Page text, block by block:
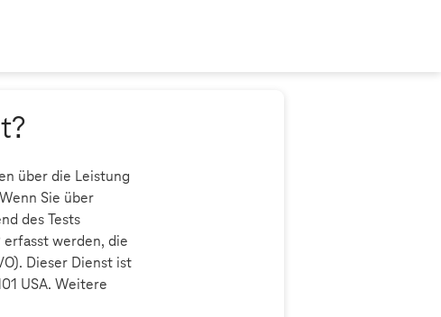
über die Leistung
Sie über
des Tests
werden, die
Dieser Dienst ist
USA. Weitere